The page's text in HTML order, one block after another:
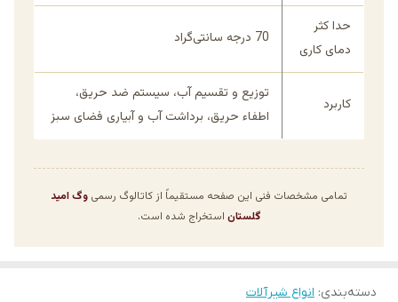
حدا کثر
دمای کاری
70 درجه سانتی‌گراد
کاربرد
توزیع و تقسیم آب، سیستم ضد حریق،
اطفاء حریق، برداشت آب و آبیاری فضای سبز
تمامی مشخصات فنی این صفحه مستقیماً از کاتالوگ رسمی وگ امید
گلستان استخراج شده است.
دسته‌بندی: انواع شیرآلات